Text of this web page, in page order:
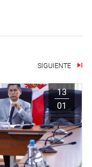
SIGUIENTE
13
01